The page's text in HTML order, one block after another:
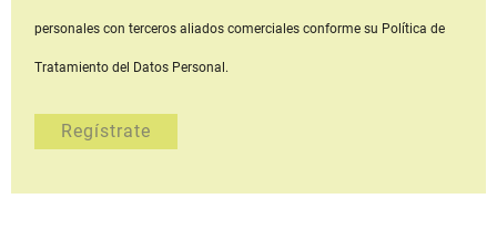
personales con terceros aliados comerciales conforme su Política de
Tratamiento del Datos Personal.